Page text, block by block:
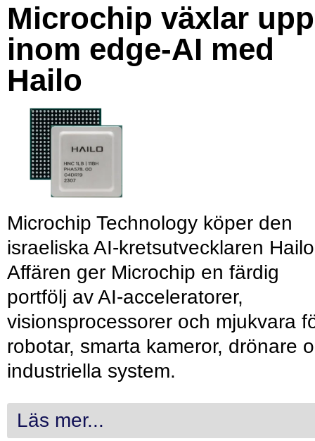
Microchip växlar upp
inom edge-AI med
Hailo
Microchip Technology köper den
israeliska AI-kretsutvecklaren
Affären ger Microchip en färdig
portfölj av AI-acceleratorer,
visionsprocessorer och mjukvara
robotar, smarta kameror, drönare
industriella system.
Läs mer...